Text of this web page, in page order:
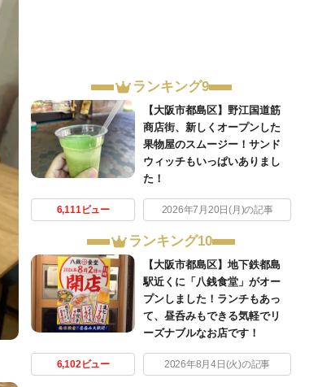
ランキング9
【大阪市都島区】野江国道筋
商店街、新しくオープンした
果物屋のスムージー！サンド
ウィッチもいっぱいありまし
た！
6,111ビュー 2026年7月20日(月)の記事
ランキング10
【大阪市都島区】地下鉄都島
駅近くに「八銭食堂」がオー
プンしました！ランチもあっ
て、昼呑みもできる気軽でリ
ーズナブルなお店です！
6,102ビュー 2026年8月4日(火)の記事